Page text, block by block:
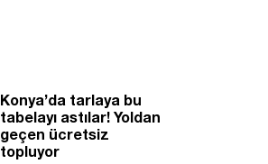
Konya’da tarlaya bu
tabelayı astılar! Yoldan
geçen ücretsiz
topluyor